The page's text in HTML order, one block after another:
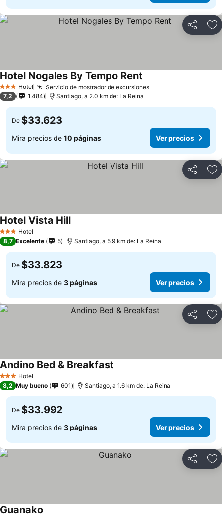
Compartir
3 Estrellas
Hotel Servicio de mostrador de excursiones
Hotel Nogales By Tempo Rent
7,2 1.484 Santiago, a 2.0 km de: La Reina
De $33.623
Mira precios de 10 páginas Ver precios
Compartir
3 Estrellas
Hotel
Hotel Vista Hill
8,7 Excelente 5 Santiago, a 5.9 km de: La Reina
De $33.823
Mira precios de 3 páginas Ver precios
Compartir
3 Estrellas
Hotel
Andino Bed & Breakfast
8,2 Muy bueno 601 Santiago, a 1.6 km de: La Reina
De $33.992
Mira precios de 3 páginas Ver precios
Compartir
Guanako